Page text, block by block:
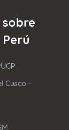
Cusco -